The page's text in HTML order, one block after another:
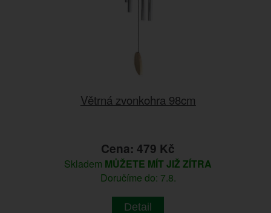
Větrná zvonkohra 98cm
Cena: 479 Kč
Skladem MŮŽETE MÍT JIŽ ZÍTRA
Doručíme do: 7.8.
Detail